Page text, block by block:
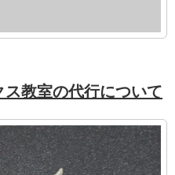
教室の代行について